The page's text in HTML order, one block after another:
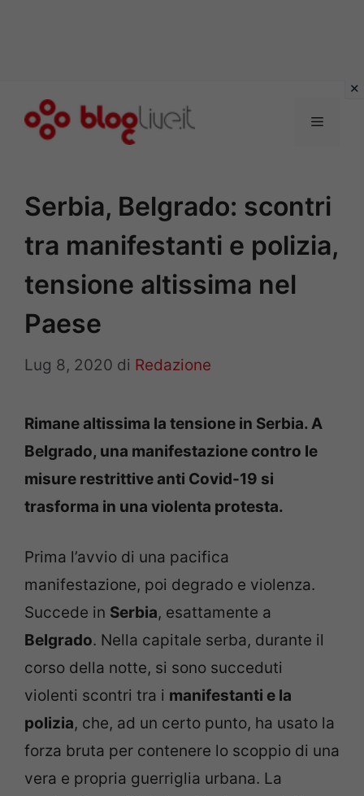
Menu
Serbia, Belgrado: scontri
tra manifestanti e polizia,
tensione altissima nel
Paese
Lug 8, 2020 di Redazione
Rimane altissima la tensione in Serbia. A
Belgrado, una manifestazione contro le
misure restrittive anti Covid-19 si
trasforma in una violenta protesta.
Prima l’avvio di una pacifica
manifestazione, poi degrado e violenza.
Succede in Serbia, esattamente a
Belgrado. Nella capitale serba, durante il
corso della notte, si sono succeduti
violenti scontri tra i manifestanti e la
polizia, che, ad un certo punto, ha usato la
forza bruta per contenere lo scoppio di una
vera e propria guerriglia urbana. La